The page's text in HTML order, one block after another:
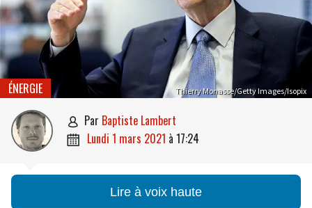
Thierry Monasse/Getty Images/Isopix
ÉNERGIE
 par Baptiste Lambert
 lundi 1 mars 2021 à 17:24
Lire à voix haute